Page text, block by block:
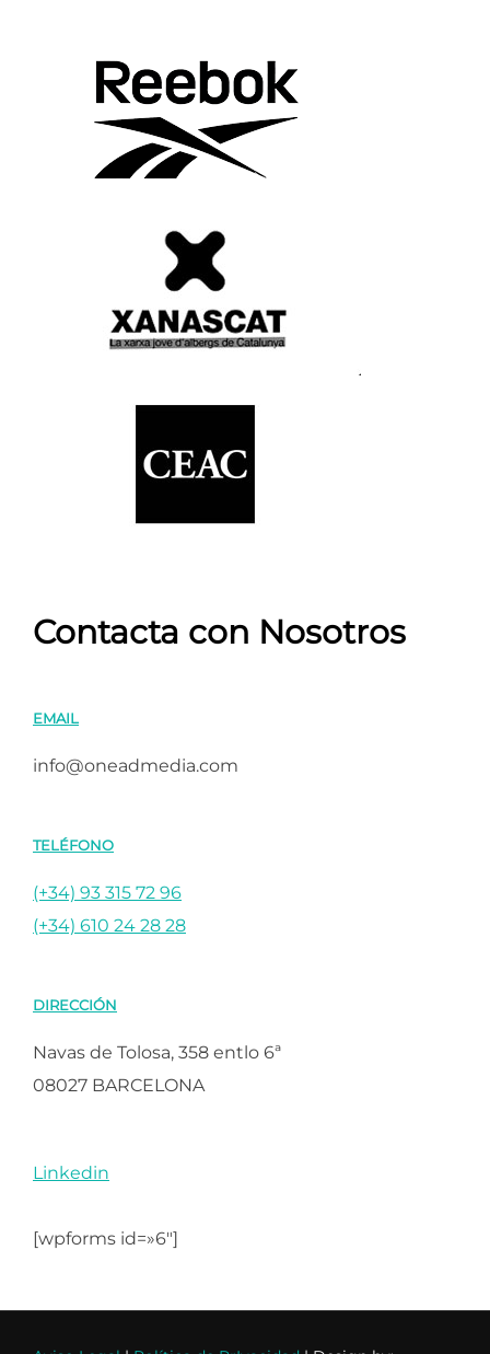
Contacta con Nosotros
EMAIL
info@oneadmedia.com
TELÉFONO
(+34) 93 315 72 96
(+34) 610 24 28 28
DIRECCIÓN
Navas de Tolosa, 358 entlo 6ª
08027 BARCELONA
Linkedin
[wpforms id=»6″]